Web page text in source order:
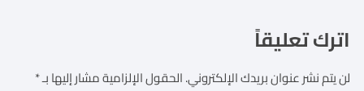
اترك تعليقاً
لن يتم نشر عنوان بريدك الإلكتروني.الحقول الإلزامية مشار إليها بـ*